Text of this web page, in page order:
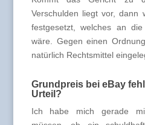
Verschulden liegt vor, dann
festgesetzt, welches an
wäre. Gegen einen
natürlich Rechtsmittel
Grundpreis bei eBay
Urteil?
Ich habe mich gerade